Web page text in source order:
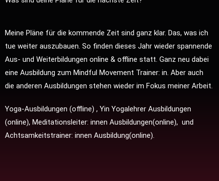
Meine Pläne für die kommende Zeit sind ganz klar. Das, was ich
tue weiter auszubauen. So finden dieses Jahr wieder spannende
Aus- und Weiterbildungen online & offline statt. Ganz neu dabei
eine Ausbildung zum Mindful Movement Trainer: in. Aber auch
die anderen Ausbildungen stehen wieder im Fokus meiner Arbeit.
Yoga-Ausbildungen (offline) , Yin Yogalehrer Ausbildungen
(online), Meditationsleiter: innen Ausbildungen(online), und
Achtsamkeitstrainer: innen Ausbildung(online).